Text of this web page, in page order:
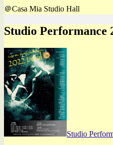
＠Casa Mia Studio Hall
Studio Performance
Studio